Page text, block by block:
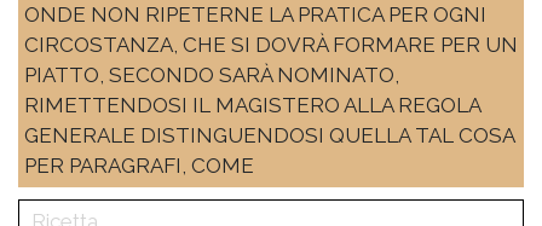
ONDE NON RIPETERNE LA PRATICA PER OGNI
CIRCOSTANZA, CHE SI DOVRÀ FORMARE PER UN
PIATTO, SECONDO SARÀ NOMINATO,
RIMETTENDOSI IL MAGISTERO ALLA REGOLA
GENERALE DISTINGUENDOSI QUELLA TAL COSA
PER PARAGRAFI, COME